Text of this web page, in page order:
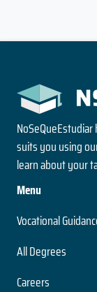
suits you using
learn about your
Menu
Vocational
All Degrees
Careers